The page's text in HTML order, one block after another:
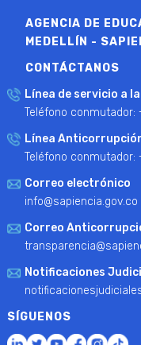
AGENCIA DE
MEDELLÍN -
CONTÁCTANOS
Línea de servicio a
Teléfono conmutador:
Línea
Teléfono conmutador:
Correo electrónico
info@sapiencia.gov.co
Correo
Notificaciones
SÍGUENOS